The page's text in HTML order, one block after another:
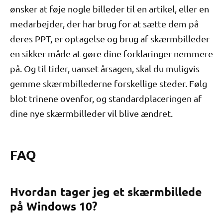
ønsker at føje nogle billeder til en artikel, eller en
medarbejder, der har brug for at sætte dem på
deres PPT, er optagelse og brug af skærmbilleder
en sikker måde at gøre dine forklaringer nemmere
på. Og til tider, uanset årsagen, skal du muligvis
gemme skærmbillederne forskellige steder. Følg
blot trinene ovenfor, og standardplaceringen af ​​
dine nye skærmbilleder vil blive ændret.
FAQ
Hvordan tager jeg et skærmbillede
på Windows 10?